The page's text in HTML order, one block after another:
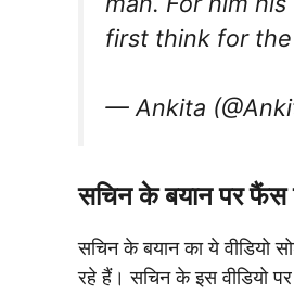
first think for
— Ankita
सचिन के बयान पर फैंस
सचिन के बयान का ये वीडियो
रहे हैं। सचिन के इस वीडियो